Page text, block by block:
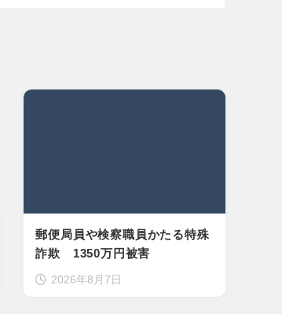
郵便局員や検察職員かたる特殊
詐欺 1350万円被害
2026年8月7日